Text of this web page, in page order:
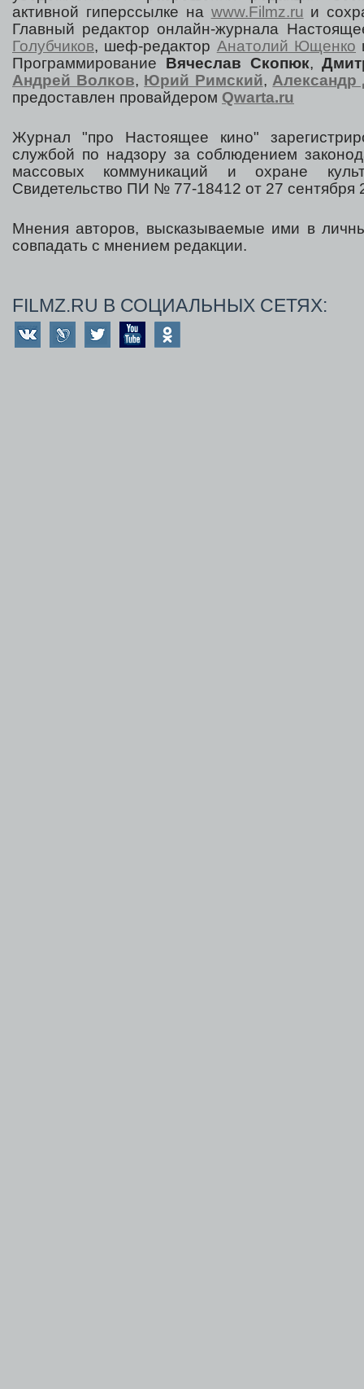
активной гиперссылке на www.Filmz.ru и
Главный редактор онлайн-журнала
Голубчиков, шеф-редактор Анатолий Ющенко
Программирование Вячеслав Скопюк,
Андрей Волков, Юрий Римский, Александр
предоставлен провайдером Qwarta.ru
Журнал "про Настоящее кино"
службой по надзору за соблюдением
массовых коммуникаций и охране
Свидетельство ПИ № 77-18412 от 27 сентября
Мнения авторов, высказываемые ими в
совпадать с мнением редакции.
FILMZ.RU В СОЦИАЛЬНЫХ СЕТЯХ: